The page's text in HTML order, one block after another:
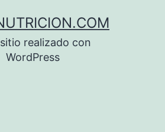
realizado con
WordPress